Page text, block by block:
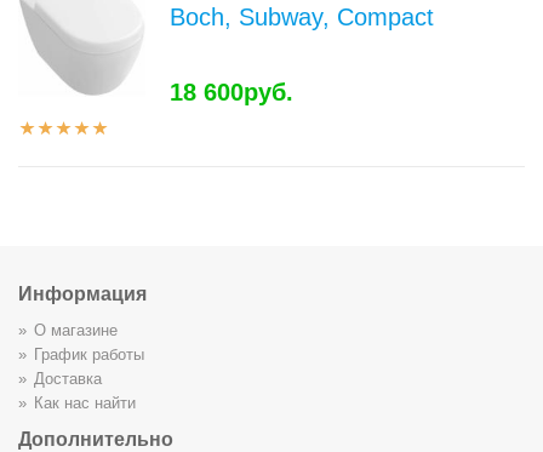
Boch, Subway, Compact
18 600руб.
Информация
О магазине
График работы
Доставка
Как нас найти
Дополнительно